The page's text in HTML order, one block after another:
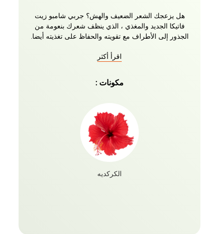
هل يزعجك الشعر الضعيف والهش؟ جربي شامبو زيت
فاتيكا الجديد والمغذي ، الذي ينظف شعرك بنعومة من
الجذور إلى الأطراف مع تقويته والحفاظ على تغذيته أيضا.
لتوديع الشعر الضعيف والترحيب بخصلات قوتك الصحية
من التجعد لمدة تصل إلى ثلاثة أيام عند استخدامه مع
بلسم فاتيكا. يمكن استخدامه أيضا مع علاجات الزيت
اقرأ أكثر
مكونات :
الكركديه